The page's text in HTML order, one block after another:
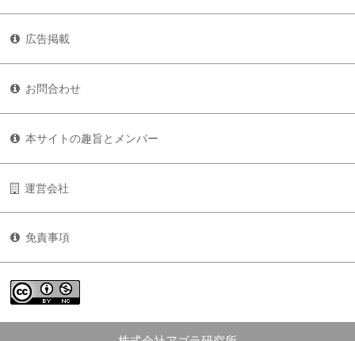
広告掲載
お問合わせ
本サイトの趣旨とメンバー
運営会社
免責事項